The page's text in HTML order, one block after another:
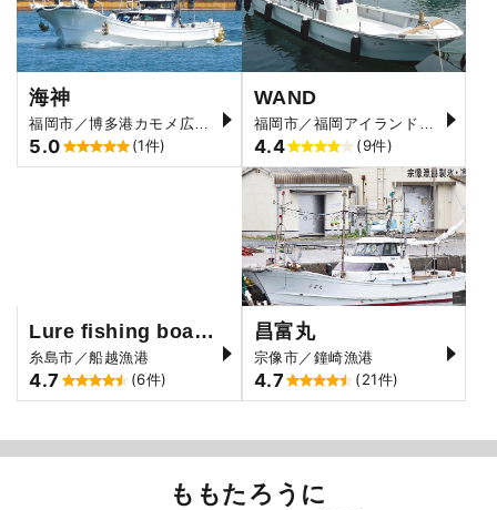
海神
福岡市／博多港カモメ広場前
5.0 (1件)
WAND
福岡市／福岡アイランドシティ
4.4 (9件)
Lure fishing boat 龍王
糸島市／船越漁港
4.7 (6件)
昌富丸
宗像市／鐘崎漁港
4.7 (21件)
ももたろうに